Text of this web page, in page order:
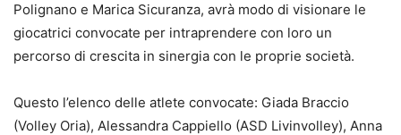
Polignano e Marica Sicuranza, avrà modo di visionare le
giocatrici convocate per intraprendere con loro un
percorso di crescita in sinergia con le proprie società.
Questo l’elenco delle atlete convocate: Giada Braccio
(Volley Oria), Alessandra Cappiello (ASD Livinvolley), Anna